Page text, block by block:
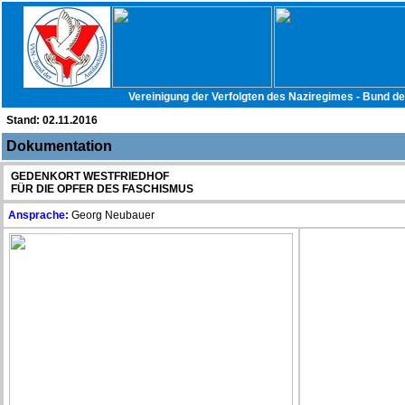
Vereinigung der Verfolgten des Naziregimes - Bund
Stand: 02.11.2016
Dokumentation
GEDENKORT WESTFRIEDHOF
FÜR DIE OPFER DES FASCHISMUS
Ansprache: Georg Neubauer